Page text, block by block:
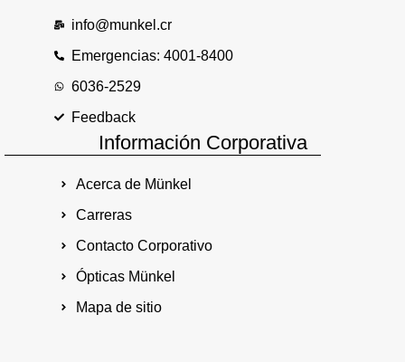
info@munkel.cr
Emergencias: 4001-8400
6036-2529
Feedback
Información Corporativa
Acerca de Münkel
Carreras
Contacto Corporativo
Ópticas Münkel
Mapa de sitio